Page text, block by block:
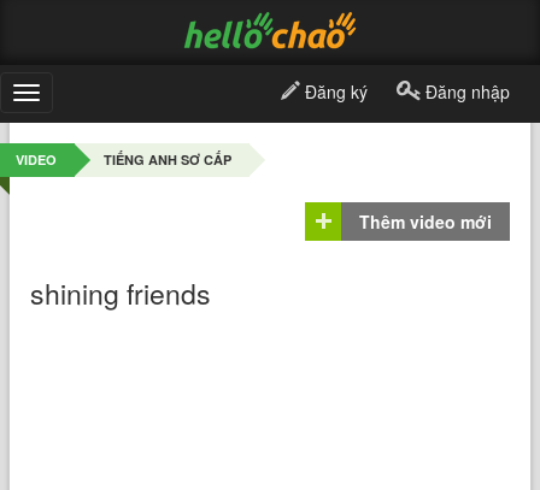
Toggle
navigation
Đăng ký Đăng nhập
VIDEO TIẾNG ANH SƠ CẤP
Thêm video mới
shining friends